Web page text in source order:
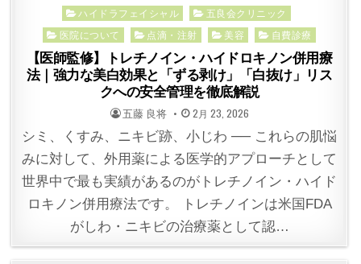
ハイドラフェイシャル
五良会クリニック
医院について
点滴・注射 美容 自費診療
【医師監修】トレチノイン・ハイドロキノン併用療
法｜強力な美白効果と「ずる剥け」「白抜け」リス
クへの安全管理を徹底解説
POSTED
BY
五藤 良将 POSTED
ON
2月 23, 2026
シミ、くすみ、ニキビ跡、小じわ ── これらの肌悩
みに対して、外用薬による医学的アプローチとして
世界中で最も実績があるのがトレチノイン・ハイド
ロキノン併用療法です。 トレチノインは米国FDA
がしわ・ニキビの治療薬として認…